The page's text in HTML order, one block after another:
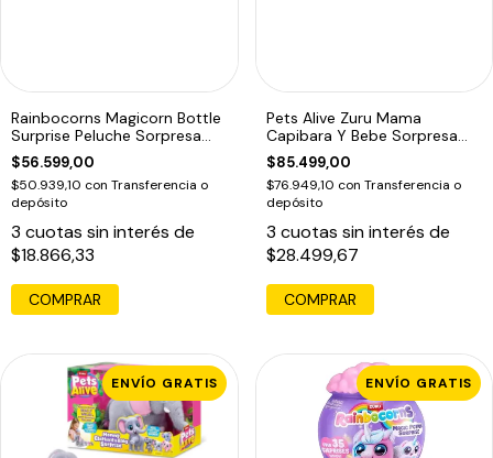
Rainbocorns Magicorn Bottle
Surprise Peluche Sorpresa
Zuru
$56.599,00
$50.939,10 con Transferencia o
depósito
3 cuotas sin interés de
$18.866,33
COMPRAR
Pets Alive Zuru Mama
Capibara Y Bebe Sorpresa
Interactivo
$85.499,00
$76.949,10 con Transferencia o
depósito
3 cuotas sin interés de
$28.499,67
COMPRAR
ENVÍO GRATIS ENVÍO GRATIS